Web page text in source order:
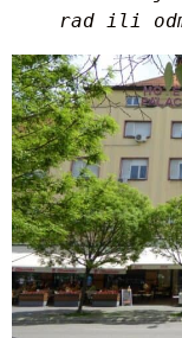
rad ili